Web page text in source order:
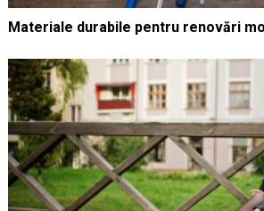
Materiale durabile pentru renovări